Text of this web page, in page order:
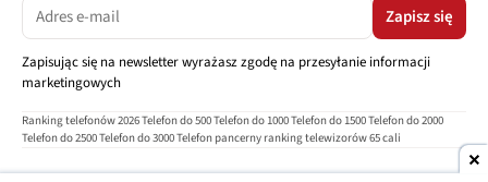
Zapisz się
Zapisując się na newsletter wyrażasz zgodę na przesyłanie informacji
marketingowych
Ranking telefonów 2026Telefon do 500Telefon do 1000Telefon do 1500Telefon do 2000
Telefon do 2500Telefon do 3000Telefon pancerny ranking telewizorów 65 cali